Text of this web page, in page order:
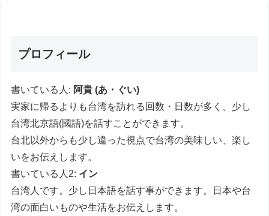
プロフィール
書いている人: 阿貴 (あ・ぐい)
実家に帰るよりも台湾を訪れる回数・日数が多く、少し
台湾北京語(國語)を話すことができます。
台北以外からも少し違った視点で台湾の美味しい、楽し
いをお伝えします。
書いている人2: イン
台湾人です。少し日本語を話す事ができます。日本や台
湾の面白いものや生活をお伝えします。